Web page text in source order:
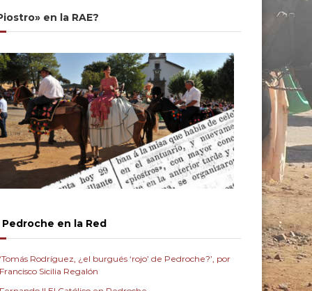
en la RAE?
Pedroche en la Red
Rodríguez, ¿el burgués ‘rojo’ de Pedroche?’, por
Sicilia Regalón